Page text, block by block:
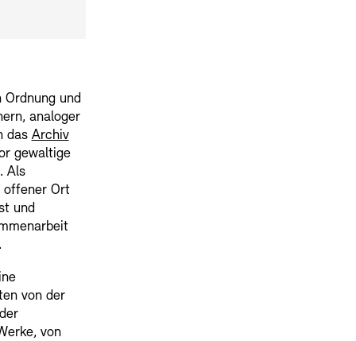
Ordnung und
analoger
das Archiv
gewaltige
Als
offener Ort
und
von der
von